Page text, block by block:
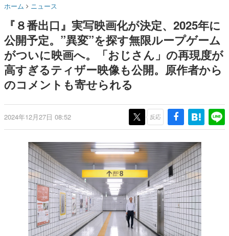
名作ゲームクリエイターの方々に製作時のエピソードをお
きます。
赫本
この物語を解いてはいけない。『赫本』は、〈試験問題〉
の形をした短編ホラー小説集です。
新世代に訊く
これからのデジタルゲーム市場を担う若きクリエイター達
ゲーム世代の作家たち
ゲームに多大な影響を受けた作家さんに取材し、ゲームが
画です。
日本モバイルゲーム産業史
日本のモバイルゲーム史における主要なトピック・タイト
ルを網羅するほか、開発者へのインタビューや識者による
解説を掲載。約20年の歴史が一望できる決定版！
若ゲのいたり〜ゲームクリエイターの青春〜
『うつヌケ』『ペンと箸』等で知られるマンガ家・田中圭
一先生によるゲーム業界レポートマンガです。
対応しSNSで話題に。『キング
ダム・カム』開発元やチェコの
プロ野球選手から称賛の声
ホーム ニュース
『８番出口』実写映画化が決定、2025年に
公開予定。”異変”を探す無限ループゲーム
がついに映画へ。「おじさん」の再現度が
高すぎるティザー映像も公開。原作者から
のコメントも寄せられる
2024年12月27日 08:52 反応